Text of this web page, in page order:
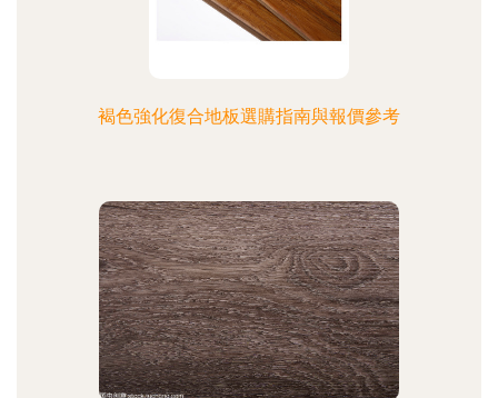
褐色強化復合地板選購指南與報價參考